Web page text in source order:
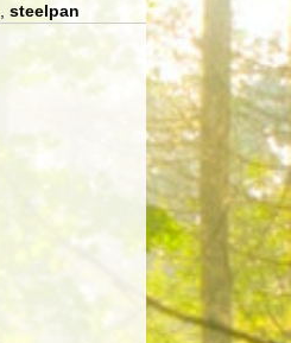
,steelpan